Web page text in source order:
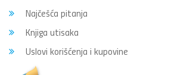
Najčešća pitanja
Knjiga utisaka
Uslovi korišćenja i kupovine